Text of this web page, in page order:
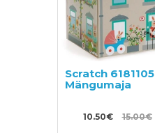
Scratch 6181105
Mängumaja
10.50€ 15.00€